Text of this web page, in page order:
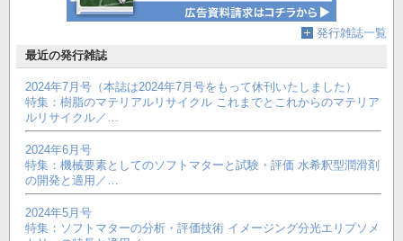
発行雑誌一覧
最近の発行雑誌
2024年7月号（本誌は2024年7月号をもって休刊いたしました）
特集：樹脂のマテリアルリサイクル これまでとこれからのマテリア
ルリサイクル／…
2024年6月号
特集：機械要素としてのソフトマターと試験・評価 水希釈型潤滑剤
の開発と適用／…
2024年5月号
特集：ソフトマターの分析・評価技術 イメージング分光エリプソメ